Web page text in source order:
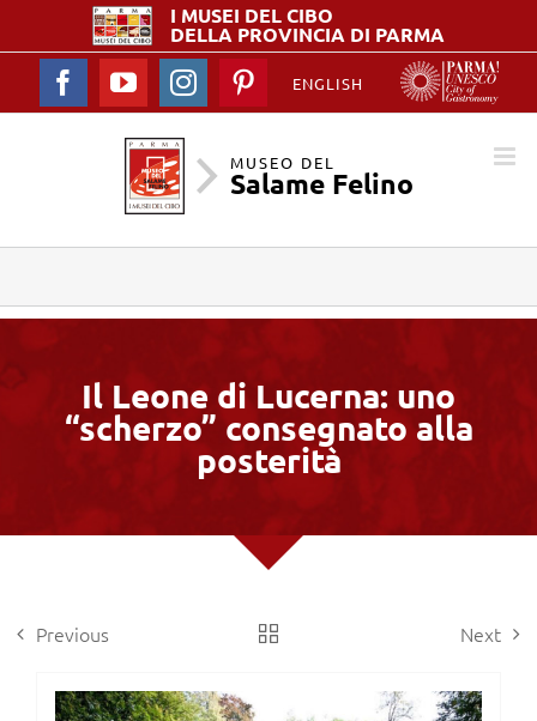
I MUSEI DELCIBO
DELLA PROVINCIA DI PARMA
ENGLISH
FacebookYouTubeInstagramPinterest
MUSEO DEL
Salame Felino
Il Leone di Lucerna: uno
“scherzo” consegnato alla
posterità
Previous Next
View